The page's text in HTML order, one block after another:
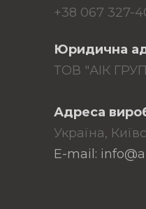
+38 067 327-
Юридична
ТОВ "АІК
Адреса
Україна,
E-mail: